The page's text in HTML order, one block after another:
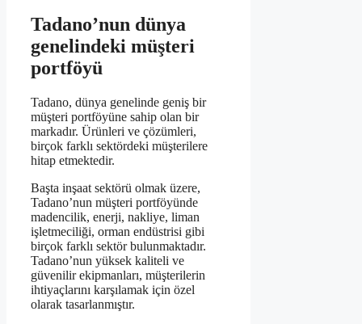
Tadano’nun dünya
genelindeki müşteri
portföyü
Tadano, dünya genelinde geniş bir
müşteri portföyüne sahip olan bir
markadır. Ürünleri ve çözümleri,
birçok farklı sektördeki müşterilere
hitap etmektedir.
Başta inşaat sektörü olmak üzere,
Tadano’nun müşteri portföyünde
madencilik, enerji, nakliye, liman
işletmeciliği, orman endüstrisi gibi
birçok farklı sektör bulunmaktadır.
Tadano’nun yüksek kaliteli ve
güvenilir ekipmanları, müşterilerin
ihtiyaçlarını karşılamak için özel
olarak tasarlanmıştır.